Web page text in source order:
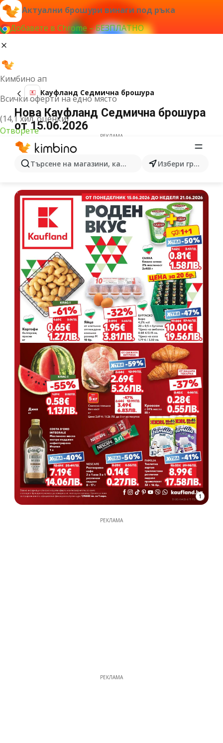
Актуални брошури винаги под ръка
Добавете в Chrome – БЕЗПЛАТНО
Кимбино ап
Всички оферти на едно място
(14,1 хил. оценки)
Отворете
Търсене на магазини, категории, продукти...Избери град
Кауфланд Cедмична брошура
Нова Кауфланд Cедмична брошура
от 15.06.2026
РЕКЛАМА
1
РЕКЛАМА
РЕКЛАМА